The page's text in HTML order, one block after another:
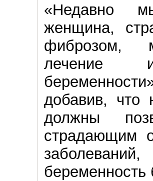
«Недавно
женщина,
фиброзом,
добавив, что
должны
страдающим
беременность